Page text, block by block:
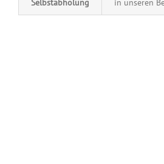
Selbstabholung in unseren